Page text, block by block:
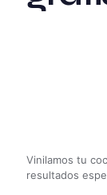
Vinilamos tu
resultados